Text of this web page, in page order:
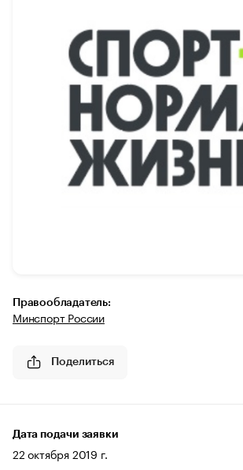
Правообладатель:
Минспорт России
Поделиться
Дата подачи заявки
22 октября 2019 г.